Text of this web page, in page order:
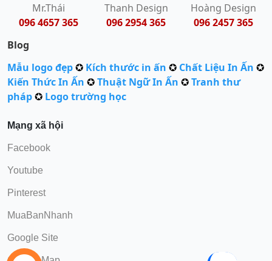
Mr.Thái
096 4657 365
Thanh Design
096 2954 365
Hoàng Design
096 2457 365
Blog
Mẫu logo đẹp✪ Kích thước in ấn ✪ Chất Liệu In Ấn ✪
Kiến Thức In Ấn ✪Thuật Ngữ In Ấn ✪Tranh thư
pháp✪ Logo trường học
Mạng xã hội
Facebook
Youtube
Pinterest
MuaBanNhanh
Google Site